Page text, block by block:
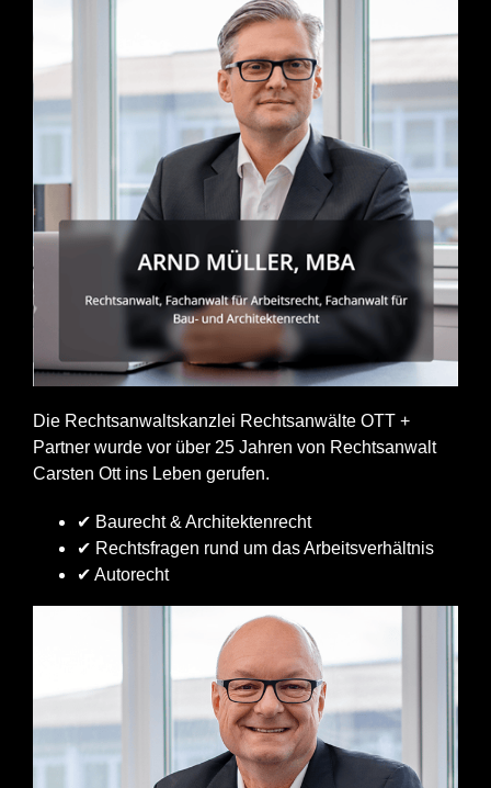
Die Rechtsanwaltskanzlei Rechtsanwälte OTT +
Partner wurde vor über 25 Jahren von Rechtsanwalt
Carsten Ott ins Leben gerufen.
✔ Baurecht & Architektenrecht
✔ Rechtsfragen rund um das Arbeitsverhältnis
✔ Autorecht